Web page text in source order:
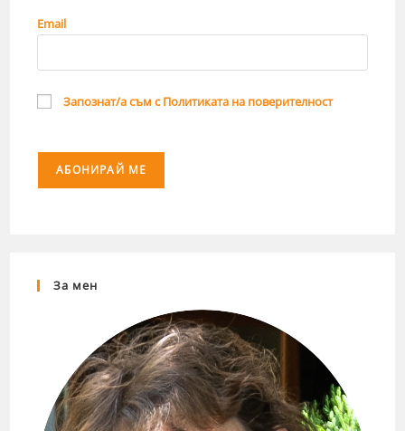
Email
Запознат/а съм с Политиката на поверителност
За мен